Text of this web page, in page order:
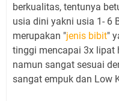
berkualitas, tentunya
usia dini yakni usia 1- 6
merupakan "jenis bibit"
tinggi mencapai 3x lipat
namun sangat sesuai
sangat empuk dan Low